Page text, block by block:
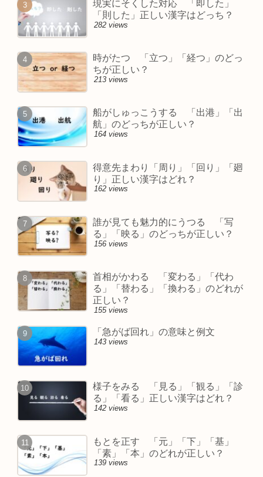
現実にそくした対応 「即した」
「則した」正しい漢字はどっち？
282 views
時がたつ 「立つ」「経つ」のどっ
ちが正しい？
213 views
船がしゅっこうする 「出港」「出
航」のどっちが正しい？
164 views
得意先まわり「周り」「回り」「廻
り」正しい漢字はどれ？
162 views
誰が見ても魅力的にうつる 「写
る」「映る」のどっちが正しい？
156 views
首相がかわる 「変わる」「代わ
る」「替わる」「換わる」のどれが
正しい？
155 views
「急がば回れ」の意味と例文
143 views
様子をみる 「見る」「観る」「診
る」「看る」正しい漢字はどれ？
142 views
もとを正す 「元」「下」「基」
「素」「本」のどれが正しい？
139 views